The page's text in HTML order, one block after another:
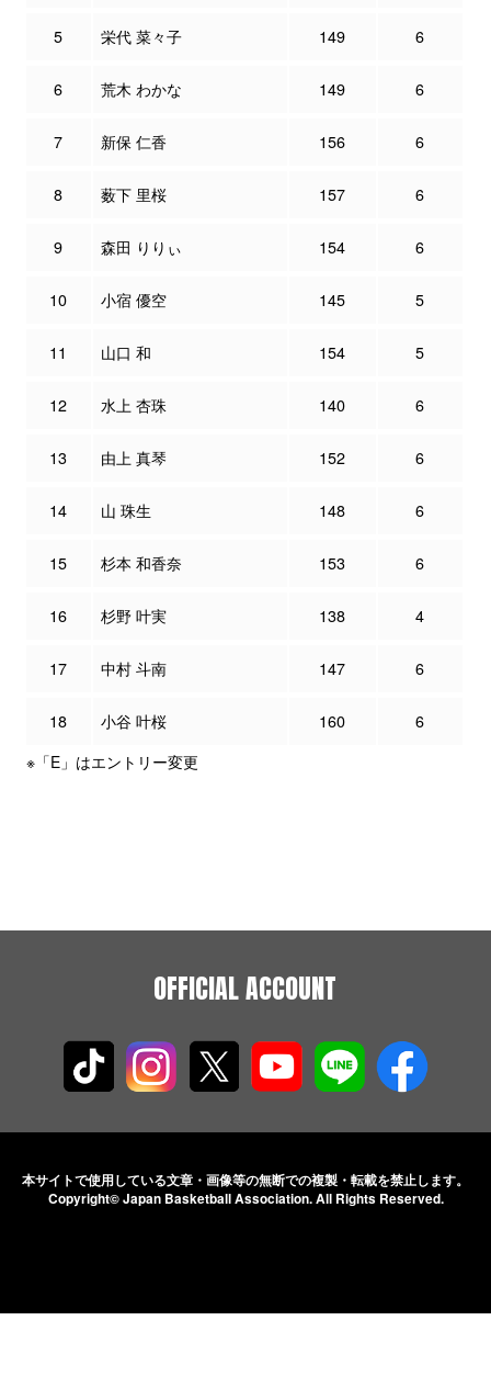
5 栄代 菜々子 149 6
6 荒木 わかな 149 6
7 新保 仁香 156 6
8 薮下 里桜 157 6
9 森田 りりぃ 154 6
10 小宿 優空 145 5
11 山口 和 154 5
12 水上 杏珠 140 6
13 由上 真琴 152 6
14 山 珠生 148 6
15 杉本 和香奈 153 6
16 杉野 叶実 138 4
17 中村 斗南 147 6
18 小谷 叶桜 160
6
※「E」はエントリー変更
OFFICIAL ACCOUNT
本サイトで使用している文章・画像等の無断での複製・転載を禁止します。
Copyright© Japan Basketball Association.All Rights Reserved.